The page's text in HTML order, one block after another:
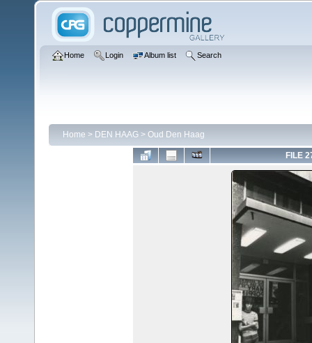
Home Login Album list Search
Home > DEN HAAG > Oud Den Haag
FILE